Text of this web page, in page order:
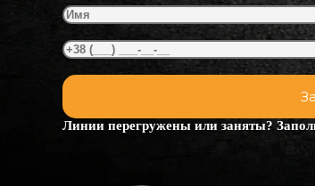
Линии перегружены или заняты?